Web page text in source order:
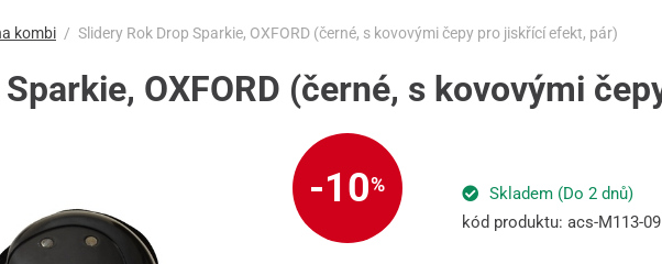
kombi Slidery Rok Drop Sparkie, OXFORD (černé, s kovovými čepy pro jiskřící efekt, pár)
OXFORD (černé, s kovovými
-10%
Skladem (Do 2 dnů)
kód produktu: acs-M113-09